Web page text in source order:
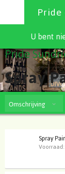
Pride
U bent
Pride
Spray
Omschrijving
Spray
Voorraad: